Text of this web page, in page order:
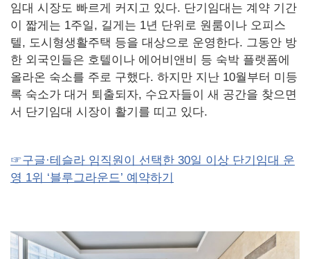
임대 시장도 빠르게 커지고 있다. 단기임대는 계약 기간
이 짧게는 1주일, 길게는 1년 단위로 원룸이나 오피스
텔, 도시형생활주택 등을 대상으로 운영한다. 그동안 방
한 외국인들은 호텔이나 에어비앤비 등 숙박 플랫폼에
올라온 숙소를 주로 구했다. 하지만 지난 10월부터 미등
록 숙소가 대거 퇴출되자, 수요자들이 새 공간을 찾으면
서 단기임대 시장이 활기를 띠고 있다.
☞구글·테슬라 임직원이 선택한 30일 이상 단기임대 운
영 1위 ‘블루그라운드’ 예약하기